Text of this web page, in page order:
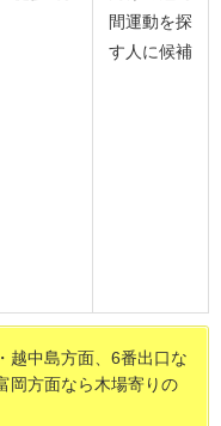
間運動を探
す人に候補
越中島方面、6番出口な
岡方面なら木場寄りの